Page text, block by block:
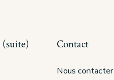
(suite) Contact
Nous contacter